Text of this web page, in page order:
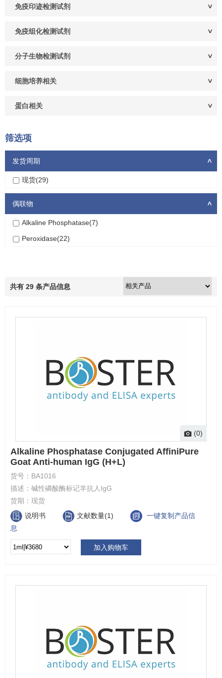
免疫印迹检测试剂
免疫组化检测试剂
分子生物检测试剂
细胞培养相关
蛋白相关
筛选项
发货周期 >
现货(29)
偶联物 >
Alkaline Phosphatase(7)
Peroxidase(22)
共有 29 条产品信息
(0)
Alkaline Phosphatase Conjugated AffiniPure
Goat Anti-human IgG (H+L)
货号： BA1016
描述： 碱性磷酸酶标记羊抗人IgG
货期： 现货
说明书
文献数量(1)
一键复制产品信
息
加入购物车